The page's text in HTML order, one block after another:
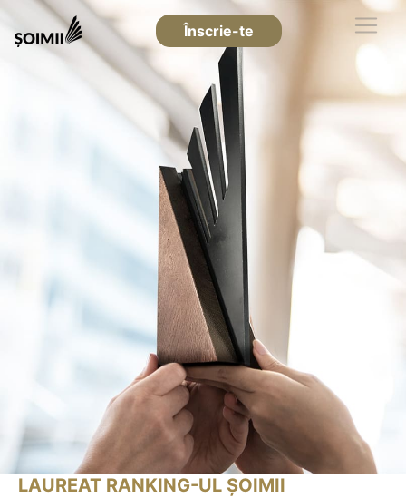
Înscrie-te
LAUREAT RANKING-UL ȘOIMII